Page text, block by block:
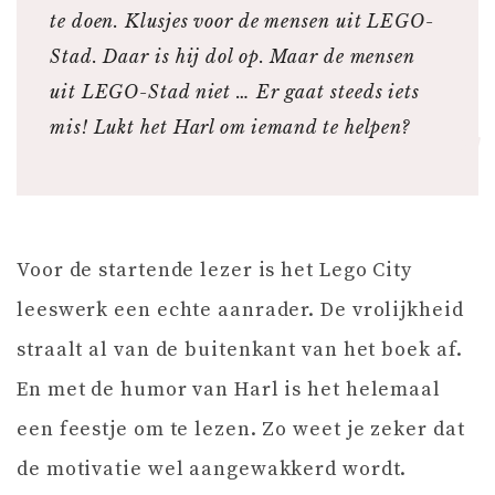
te doen. Klusjes voor de mensen uit LEGO-
Stad. Daar is hij dol op. Maar de mensen
uit LEGO-Stad niet … Er gaat steeds iets
mis! Lukt het Harl om iemand te helpen?
Voor de startende lezer is het Lego City
leeswerk een echte aanrader. De vrolijkheid
straalt al van de buitenkant van het boek af.
En met de humor van Harl is het helemaal
een feestje om te lezen. Zo weet je zeker dat
de motivatie wel aangewakkerd wordt.